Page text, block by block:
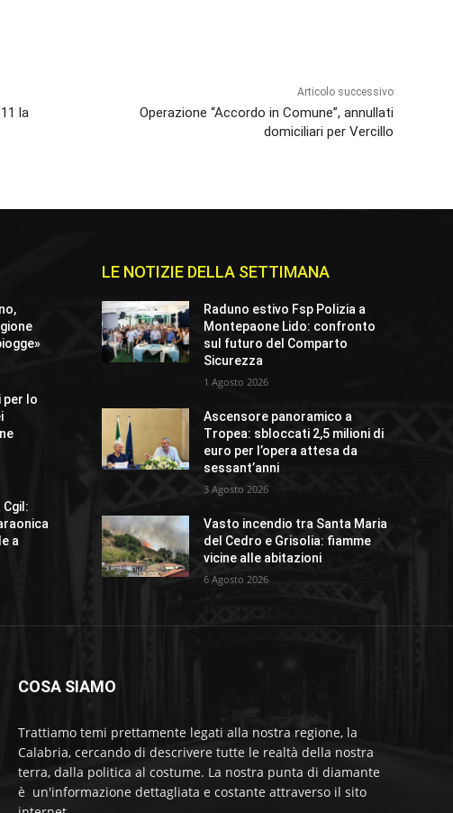
la
Articolo successivo
Operazione “Accordo in Comune”, annullati
domiciliari per Vercillo
per lo
a
LE NOTIZIE DELLA SETTIMANA
Raduno estivo Fsp Polizia a
Montepaone Lido: confronto
sul futuro del Comparto
Sicurezza
1 Agosto 2026
Ascensore panoramico a
Tropea: sbloccati 2,5 milioni di
euro per l’opera attesa da
sessant’anni
3 Agosto 2026
Vasto incendio tra Santa Maria
del Cedro e Grisolia: fiamme
vicine alle abitazioni
6 Agosto 2026
COSA SIAMO
Trattiamo temi prettamente legati alla nostra regione, la
Calabria, cercando di descrivere tutte le realtà della nostra
terra, dalla politica al costume. La nostra punta di diamante
è un'informazione dettagliata e costante attraverso il sito